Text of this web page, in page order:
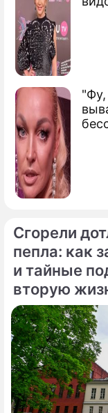
"Фу,
Сгорели
пепла: как
и тайные
вторую